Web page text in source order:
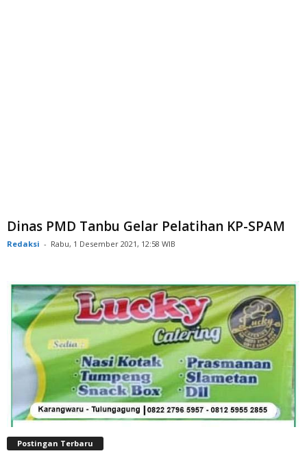
Dinas PMD Tanbu Gelar Pelatihan KP-SPAM
Redaksi - Rabu, 1 Desember 2021, 12:58 WIB
Postingan Terbaru